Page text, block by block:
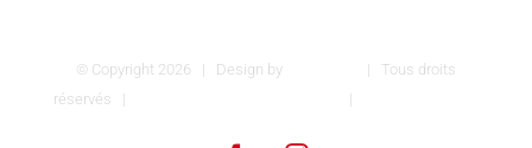
© Copyright 2026 | Design by
| Tous droits
réservés |
|